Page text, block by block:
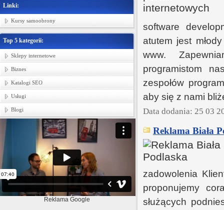
Linki:
Kursy samoobrony
Top 5 kategorii:
Sklepy internetowe
Biznes
Katalogi SEO
Usługi
Blogi
Reklama Google
software
atutem jest
www.
programistom
zespołów
aby się z nami
Data dodania: 25 03
Reklama Biała
zadowolenia
proponujemy
służących